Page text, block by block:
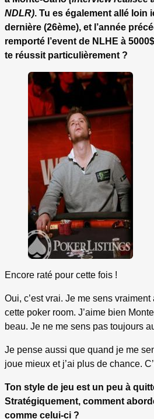
NDLR). Tu es également allé loin
dernière (26ème), et l’année
remporté l’event de NLHE à
te réussit particulièrement ?
Encore raté pour cette fois !
Oui, c’est vrai. Je me sens
cette poker room. J’aime bien
beau. Je ne me sens pas toujours
Je pense aussi que quand je me
joue mieux et j’ai plus de chance.
Ton style de jeu est un peu à
Stratégiquement, comment
comme celui-ci ?